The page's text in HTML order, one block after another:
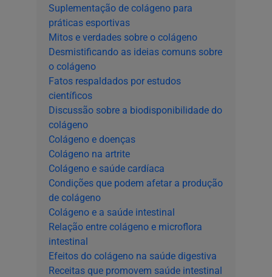
Suplementação de colágeno para
práticas esportivas
Mitos e verdades sobre o colágeno
Desmistificando as ideias comuns sobre
o colágeno
Fatos respaldados por estudos
científicos
Discussão sobre a biodisponibilidade do
colágeno
Colágeno e doenças
Colágeno na artrite
Colágeno e saúde cardíaca
Condições que podem afetar a produção
de colágeno
Colágeno e a saúde intestinal
Relação entre colágeno e microflora
intestinal
Efeitos do colágeno na saúde digestiva
Receitas que promovem saúde intestinal